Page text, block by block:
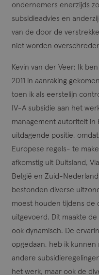
ondernemers enerzijds
subsidieadvies en
van de door de
niet worden
Kevin van der Veer: Ik
2011 in aanraking
toen ik als eerstelijn
IV-A subsidie aan het
management autoriteit in
uitdagende positie,
Europese regels- te
afkomstig uit Duitsland,
België en Zuid-
bestonden diverse
moest houden tijdens de
uitgevoerd. Dit maakte
ook dynamisch. De
opgedaan, heb ik
andere
het werk, maar ook de